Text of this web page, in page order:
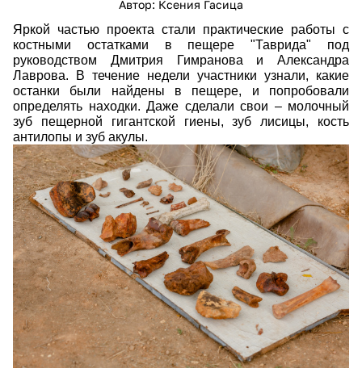
Автор: Ксения Гасица
Яркой частью проекта стали практические работы с
костными остатками в пещере "Таврида" под
руководством Дмитрия Гимранова и Александра
Лаврова. В течение недели участники узнали, какие
останки были найдены в пещере, и попробовали
определять находки. Даже сделали свои – молочный
зуб пещерной гигантской гиены, зуб лисицы, кость
антилопы и зуб акулы.